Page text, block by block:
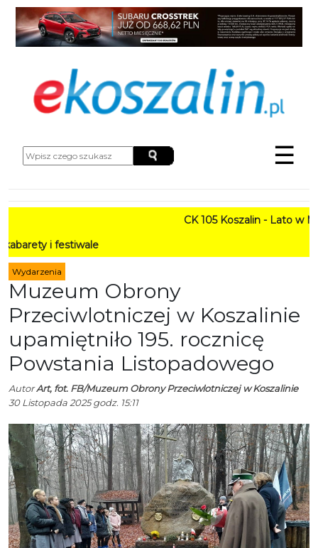
☰
CK 105 Koszalin - Lato w Mieście
Wydarzenia
Muzeum Obrony
Przeciwlotniczej w Koszalinie
upamiętniło 195. rocznicę
Powstania Listopadowego
AutorArt, fot. FB/Muzeum Obrony Przeciwlotniczej w Koszalinie
30 Listopada 2025 godz. 15:11